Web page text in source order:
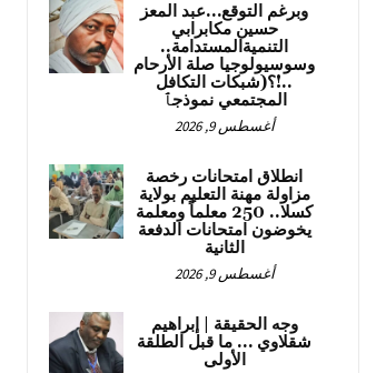
وبرغم التوقع…عبد المعز
حسين مكابرابي
التنميةالمستدامة..
وسوسيولوجيا صلة الأرحام
..!؟(شبكات التكافل
المجتمعي نموذجٱ
أغسطس 9, 2026
انطلاق امتحانات رخصة
مزاولة مهنة التعليم بولاية
كسلا.. 250 معلماً ومعلمة
يخوضون امتحانات الدفعة
الثانية
أغسطس 9, 2026
وجه الحقيقة | إبراهيم
شقلاوي … ما قبل الطلقة
الأولى